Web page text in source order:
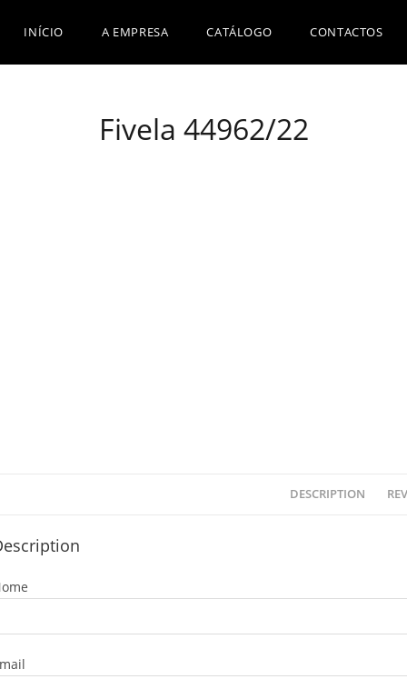
INÍCIO A EMPRESA CATÁLOGO CONTACTOS
Fivela 44962/22
DESCRIPTION